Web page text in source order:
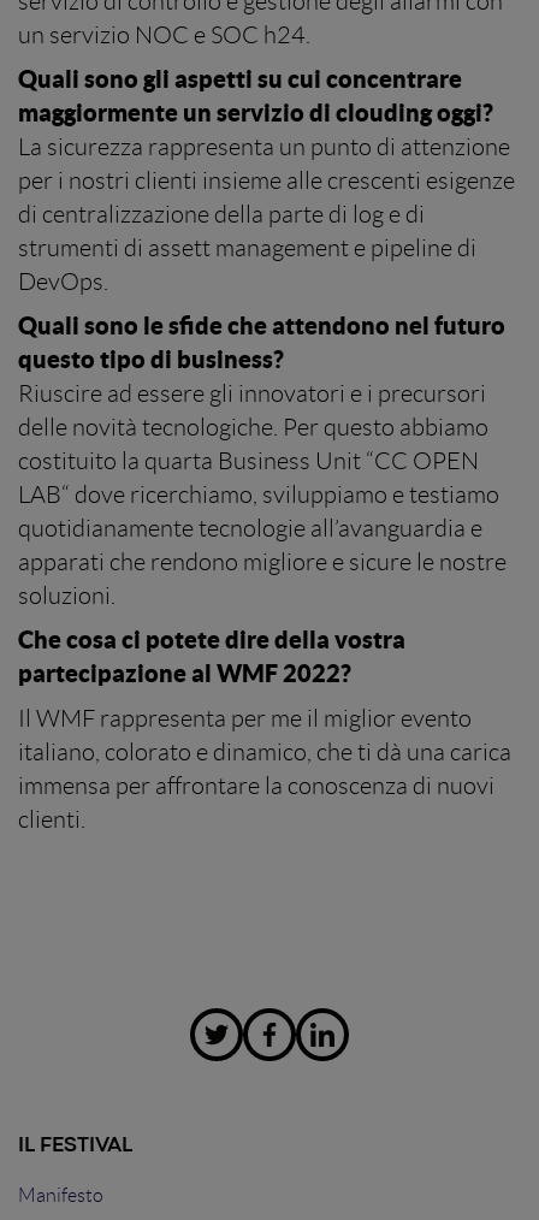
un servizio NOC e SOC h24.
Quali sono gli aspetti su cui concentrare
maggiormente un servizio di clouding oggi?
La sicurezza rappresenta un punto di attenzione
per i nostri clienti insieme alle crescenti esigenze
di centralizzazione della parte di log e di
strumenti di assett management e pipeline di
DevOps.
Quali sono le sfide che attendono nel futuro
questo tipo di business?
Riuscire ad essere gli innovatori e i precursori
delle novità tecnologiche. Per questo abbiamo
costituito la quarta Business Unit “CC OPEN
LAB“ dove ricerchiamo, sviluppiamo e testiamo
quotidianamente tecnologie all’avanguardia e
apparati che rendono migliore e sicure le nostre
soluzioni.
Che cosa ci potete dire della vostra
partecipazione al WMF 2022?
Il WMF rappresenta per me il miglior evento
italiano, colorato e dinamico, che ti dà una carica
immensa per affrontare la conoscenza di nuovi
clienti.
IL FESTIVAL
Manifesto